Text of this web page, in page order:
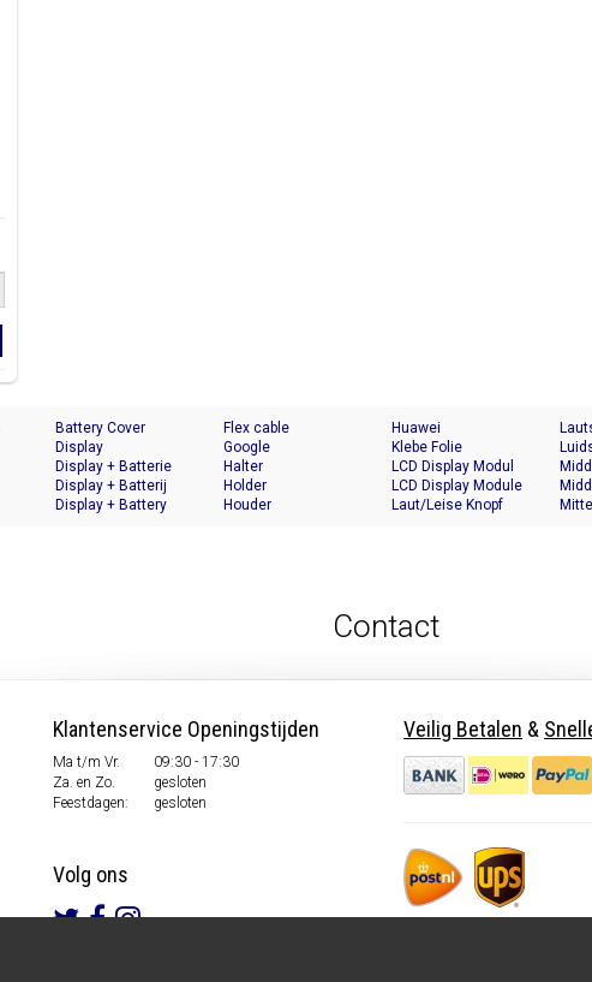
Battery Cover
Display
Display + Batterie
Display + Batterij
Display + Battery
Flex cable
Google
Halter
Holder
Houder
Huawei
Klebe Folie
LCD Display Modul
LCD Display Module
Laut/Leise Knopf
Contact
Klantenservice Openingstijden
Ma t/m Vr.
09:30 - 17:30
Za. en Zo.
gesloten
Feestdagen:
gesloten
Volg ons
Veilig Betalen &